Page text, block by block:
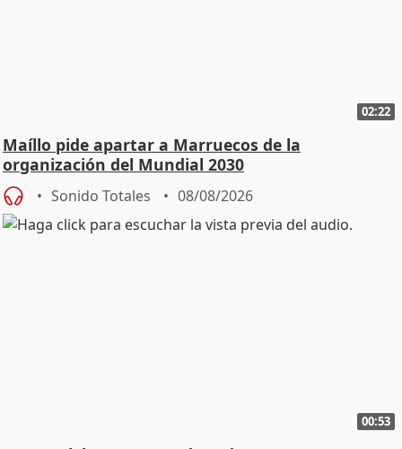
02:22
Maíllo pide apartar a Marruecos de la
organización del Mundial 2030
Sonido Totales 08/08/2026
00:53